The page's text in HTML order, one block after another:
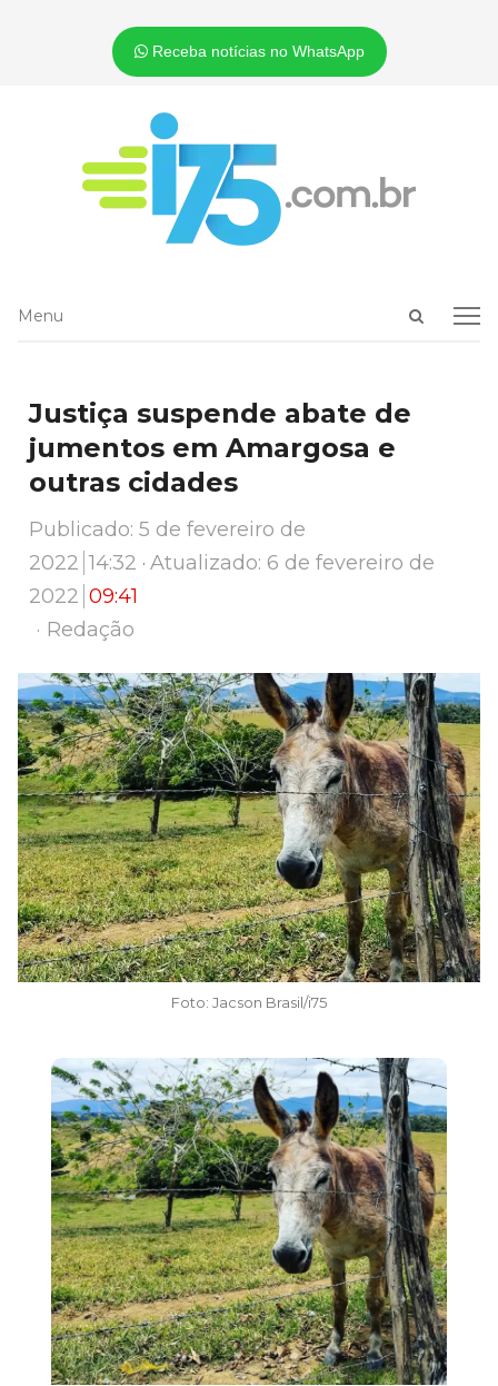
Receba notícias no WhatsApp
Open
Menu
Menu
Justiça suspende abate de
jumentos em Amargosa e
outras cidades
Publicado:5 de fevereiro de
2022 14:32 Atualizado: 6 de fevereiro de
2022 09:41
Author
Redação
Foto: Jacson Brasil/i75